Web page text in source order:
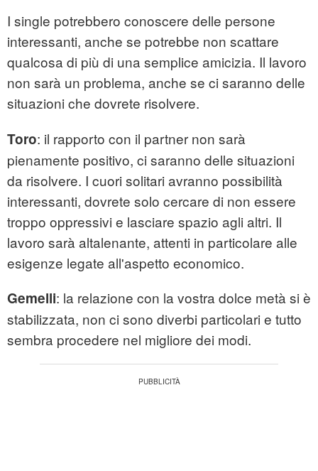
I single potrebbero conoscere delle persone
interessanti, anche se potrebbe non scattare
qualcosa di più di una semplice amicizia. Il lavoro
non sarà un problema, anche se ci saranno delle
situazioni che dovrete risolvere.
Toro: il rapporto con il partner non sarà
pienamente positivo, ci saranno delle situazioni
da risolvere. I cuori solitari avranno possibilità
interessanti, dovrete solo cercare di non essere
troppo oppressivi e lasciare spazio agli altri. Il
lavoro sarà altalenante, attenti in particolare alle
esigenze legate all'aspetto economico.
Gemelli: la relazione con la vostra dolce metà si è
stabilizzata, non ci sono diverbi particolari e tutto
sembra procedere nel migliore dei modi.